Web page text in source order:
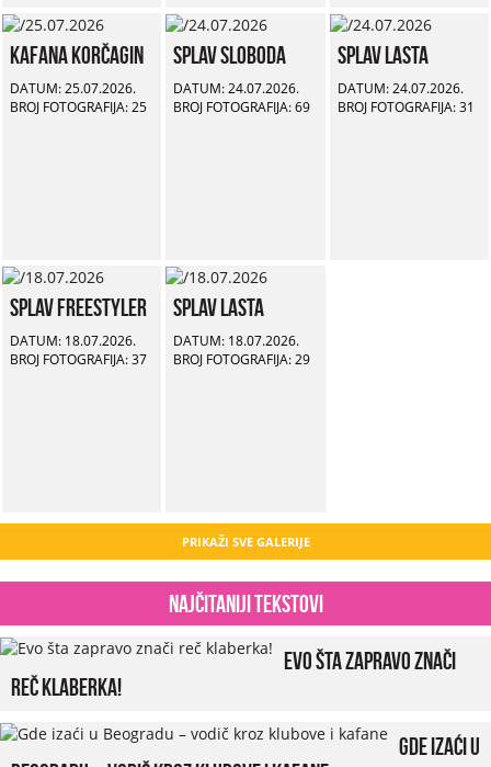
Kafana Korčagin
DATUM: 25.07.2026.
BROJ FOTOGRAFIJA: 25
Splav Sloboda
DATUM: 24.07.2026.
BROJ FOTOGRAFIJA: 69
Splav Lasta
DATUM: 24.07.2026.
BROJ FOTOGRAFIJA: 31
Splav Freestyler
DATUM: 18.07.2026.
BROJ FOTOGRAFIJA: 37
Splav Lasta
DATUM: 18.07.2026.
BROJ FOTOGRAFIJA: 29
PRIKAŽI SVE GALERIJE
Najčitaniji tekstovi
Evo šta zapravo znači
reč klaberka!
Gde izaći u